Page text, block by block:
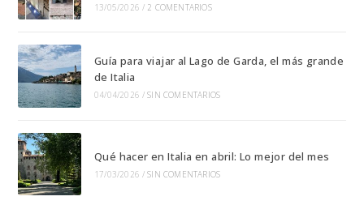
13/05/2026 / 2 COMENTARIOS
Guía para viajar al Lago de Garda, el más grande
de Italia
04/04/2026 / SIN COMENTARIOS
Qué hacer en Italia en abril: Lo mejor del mes
17/03/2026 / SIN COMENTARIOS